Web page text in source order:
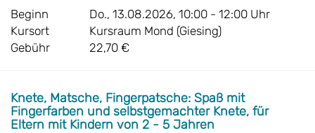
Beginn
Do., 13.08.2026, 10:00 - 12:00 Uhr
Kursort
Kursraum Mond (Giesing)
Gebühr
22,70 €
Knete, Matsche, Fingerpatsche: Spaß mit
Fingerfarben und selbstgemachter Knete, für
Eltern mit Kindern von 2 - 5 Jahren